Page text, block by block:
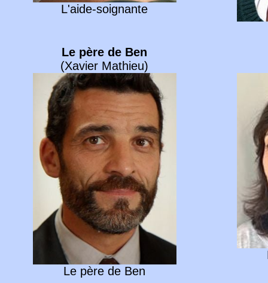
L'aide-soignante
Le père de Ben
(Xavier Mathieu)
Le père de Ben